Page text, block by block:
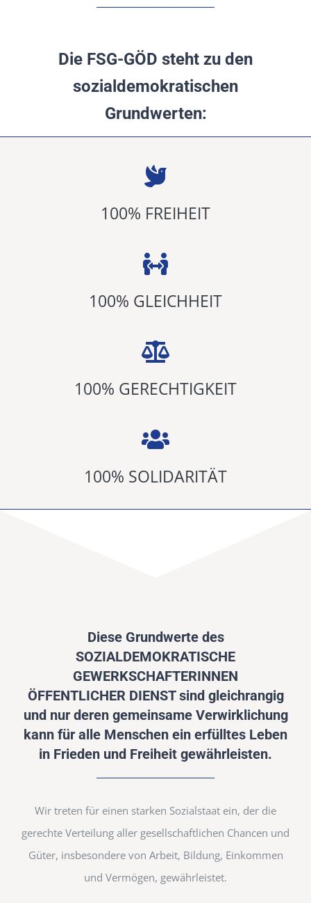
Die FSG-GÖD steht zu den
sozialdemokratischen
Grundwerten:
100% FREIHEIT
100% GLEICHHEIT
100% GERECHTIGKEIT
100% SOLIDARITÄT
Diese Grundwerte des
SOZIALDEMOKRATISCHE
GEWERKSCHAFTERINNEN
ÖFFENTLICHER DIENST sind gleichrangig
und nur deren gemeinsame Verwirklichung
kann für alle Menschen ein erfülltes Leben
in Frieden und Freiheit gewährleisten.
Wir treten für einen starken Sozialstaat ein, der die
gerechte Verteilung aller gesellschaftlichen Chancen und
Güter, insbesondere von Arbeit, Bildung, Einkommen
und Vermögen, gewährleistet.